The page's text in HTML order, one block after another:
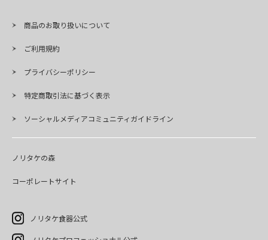
商品のお取り扱いについて
ご利用規約
プライバシーポリシー
特定商取引法に基づく表示
ソーシャルメディアコミュニティガイドライン
ノリタケの森
コーポレートサイト
ノリタケ食器公式